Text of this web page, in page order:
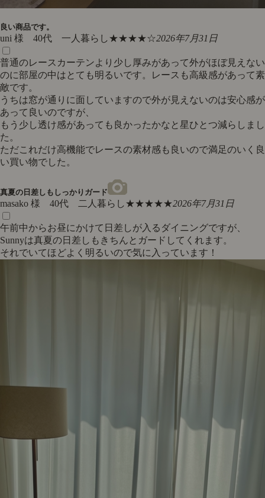
良い商品です。
uni 様 40代 一人暮らし★★★★☆2026年7月31日
普通のレースカーテンより少し厚みがあって外がほぼ見えない
のに部屋の中はとても明るいです。レースも高級感があって素
敵です。
うちは窓が通りに面していますので外が見えないのは安心感が
あって良いのですが、
もう少し透け感があっても良かったかなと星ひとつ減らしまし
た。
ただこれだけ高機能でレースの素材感も良いので満足のいく良
い買い物でした。
真夏の日差しもしっかりガード
masako 様 40代 二人暮らし★★★★★2026年7月31日
午前中からお昼にかけて日差しが入るダイニングですが、
Sunnyは真夏の日差しもきちんとガードしてくれます。
それでいてほどよく明るいので気に入っています！